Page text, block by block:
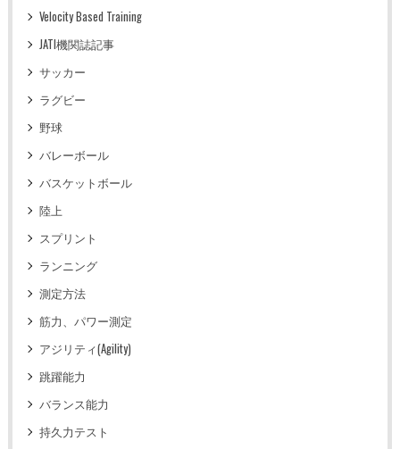
Velocity Based Training
JATI機関誌記事
サッカー
ラグビー
野球
バレーボール
バスケットボール
陸上
スプリント
ランニング
測定方法
筋力、パワー測定
アジリティ(Agility)
跳躍能力
バランス能力
持久力テスト